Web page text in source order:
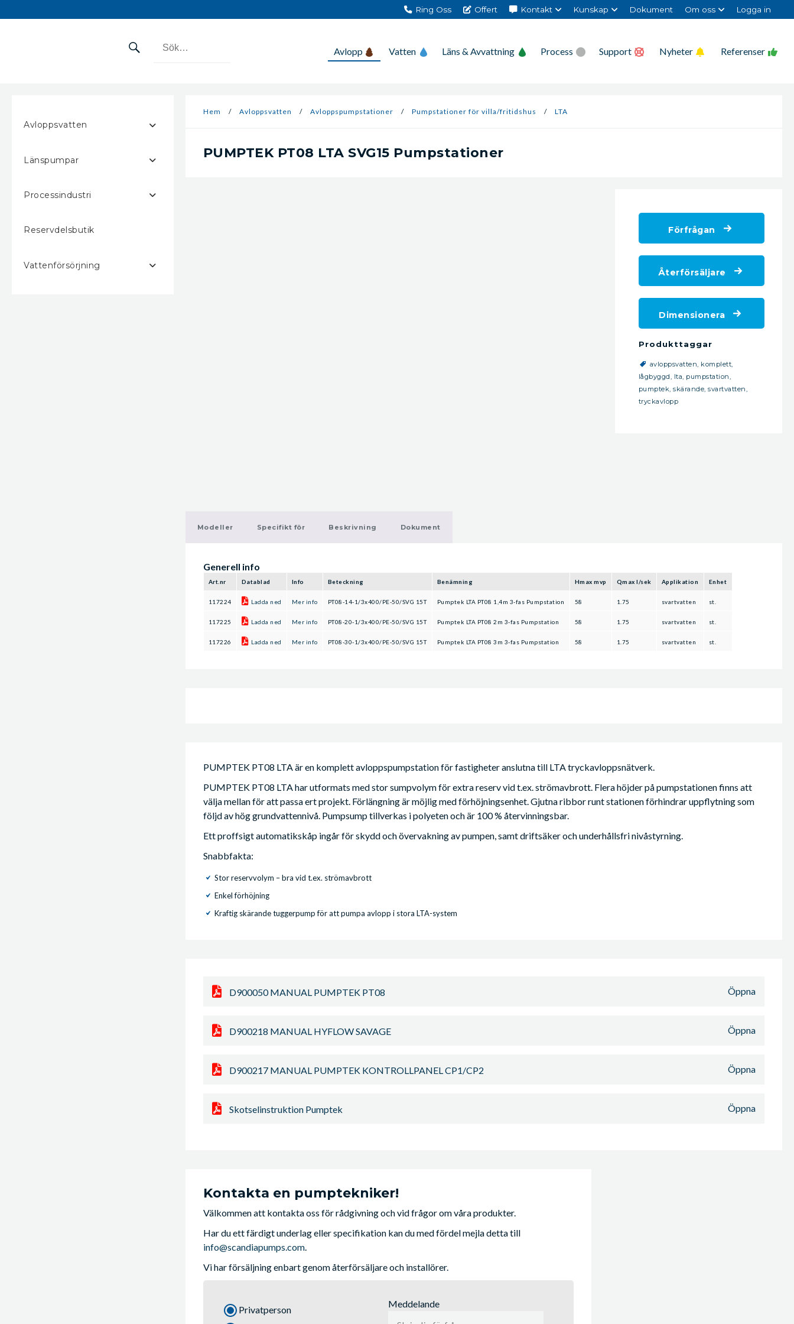
Ring Oss Offert Kontakt Kunskap Dokument Om oss Logga in
Avlopp Vatten Läns & Avvattning Process Support Nyheter Referenser
Avloppsvatten
Länspumpar
Processindustri
Reservdelsbutik
Vattenförsörjning
Hem / Avloppsvatten / Avlopps­pumpstationer / Pumpstationer för villa/fritidshus / LTA
PUMPTEK PT08 LTA SVG15 Pumpstationer
Förfrågan
Återförsäljare
Dimensionera
Produkttaggar
avloppsvatten, komplett,
lågbyggd, lta, pumpstation,
pumptek,skärande,svartvatten,
tryckavlopp
Modeller Specifikt för Beskrivning Dokument
Generell info
Art.nr Datablad Info Beteckning Benämning Hmax mvp Qmax l/sek Applikation Enhet
117224 Ladda ned Mer info PT08-14-1/3x400/PE-50/SVG 15T Pumptek LTA PT08 1,4m 3-fas Pumpstation 58 1.75 svartvatten st.
117225 Ladda ned Mer info PT08-20-1/3x400/PE-50/SVG 15T Pumptek LTA PT08 2m 3-fas Pumpstation 58 1.75 svartvatten st.
117226 Ladda ned Mer info PT08-30-1/3x400/PE-50/SVG 15T Pumptek LTA PT08 3m 3-fas Pumpstation 58 1.75 svartvatten st.
PUMPTEK PT08 LTA är en komplett avloppspumpstation för fastigheter anslutna till LTA tryckavloppsnätverk.
PUMPTEK PT08 LTA har utformats med stor sumpvolym för extra reserv vid t.ex. strömavbrott. Flera höjder på pumpstationen finns att
välja mellan för att passa ert projekt. Förlängning är möjlig med förhöjningsenhet. Gjutna ribbor runt stationen förhindrar uppflytning som
följd av hög grundvattennivå. Pumpsump tillverkas i polyeten och är 100 % återvinningsbar.
Ett proffsigt automatikskåp ingår för skydd och övervakning av pumpen, samt driftsäker och underhållsfri nivåstyrning.
Snabbfakta:
Stor reservvolym – bra vid t.ex. strömavbrott
Enkel förhöjning
Kraftig skärande tuggerpump för att pumpa avlopp i stora LTA-system
D900050 MANUAL PUMPTEK PT08 Öppna
D900218 MANUAL HYFLOW SAVAGE Öppna
D900217 MANUAL PUMPTEK KONTROLLPANEL CP1/CP2 Öppna
Skotselinstruktion Pumptek Öppna
Kontakta en pumptekniker!
Välkommen att kontakta oss för rådgivning och vid frågor om våra produkter.
Har du ett färdigt underlag eller specifikation kan du med fördel mejla detta till
info@scandiapumps.com.
Vi har försäljning enbart genom återförsäljare och installörer.
Privatperson
Meddelande